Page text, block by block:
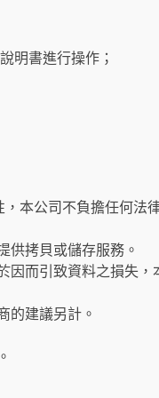
明書進行操作；
本公司不負擔任何法
供拷貝或儲存服務。
因而引致資料之損失，
的建議另計。